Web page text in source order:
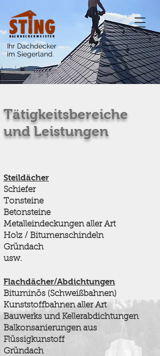
Ihr Dachdecker
im Siegerland.
Tätigkeitsbereiche
und Leistungen
Steildächer
Schiefer
Tonsteine
Betonsteine
Metalleindeckungen aller Art
Holz / Bitumenschindeln
Gründach
usw.
Flachdächer/Abdichtungen
Bituminös (Schweißbahnen)
Kunststoffbahnen aller Art
Bauwerks und Kellerabdichtungen
Balkonsanierungen aus
Flüssigkunstoff
Gründach